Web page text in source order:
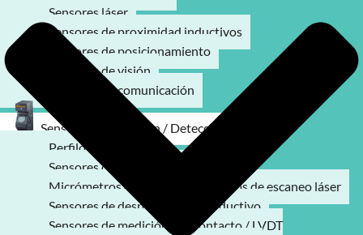
Sensores láser
Sensores de proximidad inductivos
Sensores de posicionamiento
Sensores de visión
Modulos de comunicación
Sensores de medición / Detección
Perfilómetro láser
Sensores de desplazamiento láser
Micrómetros ópticos / Micrómetros de escaneo láser
Sensores de desplazamiento inductivo
Sensores de medición por contacto / LVDT